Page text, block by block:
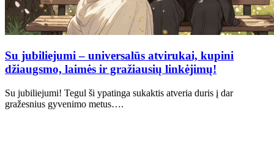
Su jubiliejumi – universalūs atvirukai, kupini
džiaugsmo, laimės ir gražiausių linkėjimų!
Su jubiliejumi! Tegul ši ypatinga sukaktis atveria duris į dar
gražesnius gyvenimo metus….